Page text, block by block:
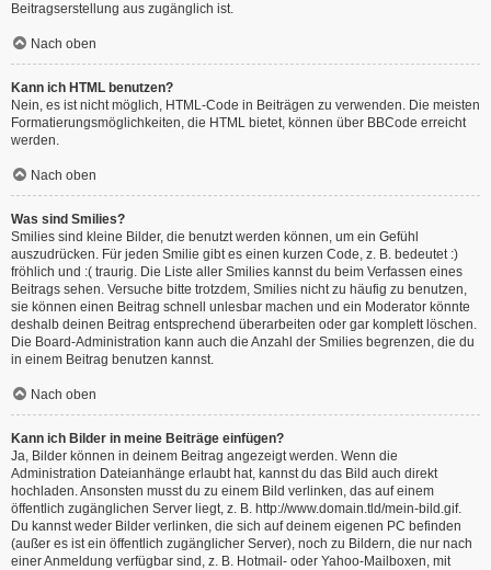
Beitragserstellung aus zugänglich ist.
Nach oben
Kann ich HTML benutzen?
Nein, es ist nicht möglich, HTML-Code in Beiträgen zu verwenden. Die meisten
Formatierungsmöglichkeiten, die HTML bietet, können über BBCode erreicht
werden.
Nach oben
Was sind Smilies?
Smilies sind kleine Bilder, die benutzt werden können, um ein Gefühl
auszudrücken. Für jeden Smilie gibt es einen kurzen Code, z. B. bedeutet :)
fröhlich und :( traurig. Die Liste aller Smilies kannst du beim Verfassen eines
Beitrags sehen. Versuche bitte trotzdem, Smilies nicht zu häufig zu benutzen,
sie können einen Beitrag schnell unlesbar machen und ein Moderator könnte
deshalb deinen Beitrag entsprechend überarbeiten oder gar komplett löschen.
Die Board-Administration kann auch die Anzahl der Smilies begrenzen, die du
in einem Beitrag benutzen kannst.
Nach oben
Kann ich Bilder in meine Beiträge einfügen?
Ja, Bilder können in deinem Beitrag angezeigt werden. Wenn die
Administration Dateianhänge erlaubt hat, kannst du das Bild auch direkt
hochladen. Ansonsten musst du zu einem Bild verlinken, das auf einem
öffentlich zugänglichen Server liegt, z. B. http://www.domain.tld/mein-bild.gif.
Du kannst weder Bilder verlinken, die sich auf deinem eigenen PC befinden
(außer es ist ein öffentlich zugänglicher Server), noch zu Bildern, die nur nach
einer Anmeldung verfügbar sind, z. B. Hotmail- oder Yahoo-Mailboxen, mit